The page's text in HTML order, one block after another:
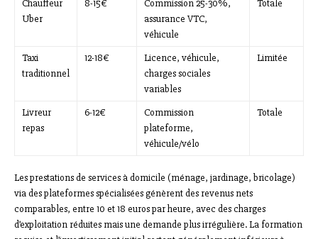
Chauffeur
Uber
8-15€
Commission 25-30%,
assurance VTC,
véhicule
Totale
Taxi
traditionnel
12-18€
Licence, véhicule,
charges sociales
variables
Limitée
Livreur
repas
6-12€
Commission
plateforme,
véhicule/vélo
Totale
Les prestations de services à domicile (ménage, jardinage, bricolage)
via des plateformes spécialisées génèrent des revenus nets
comparables, entre 10 et 18 euros par heure, avec des charges
d’exploitation réduites mais une demande plus irrégulière. La formation